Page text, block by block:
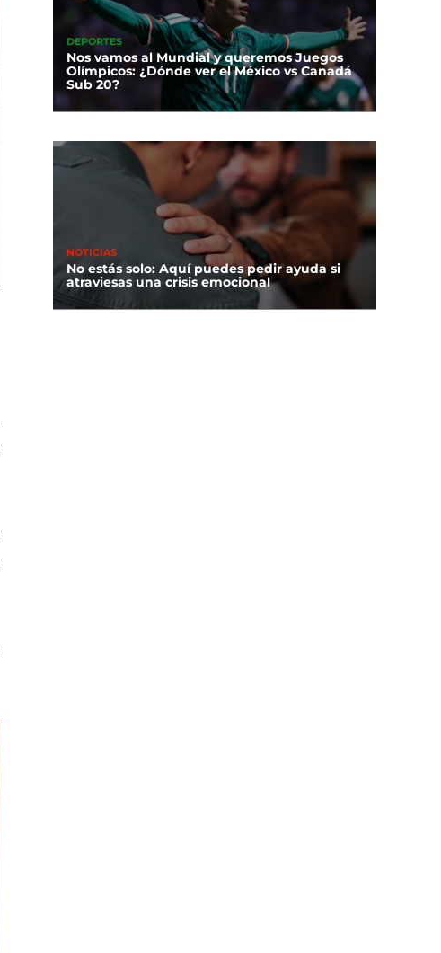
DEPORTES
Nos vamos al Mundial y queremos Juegos
Olímpicos: ¿Dónde ver el México vs Canadá
Sub 20?
NOTICIAS
No estás solo: Aquí puedes pedir ayuda si
atraviesas una crisis emocional